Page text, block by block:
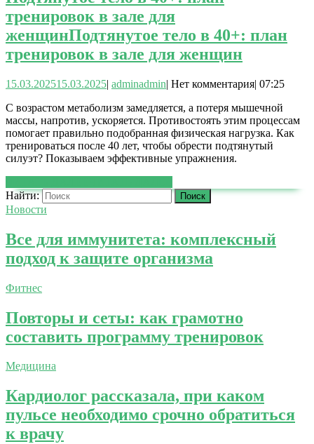
тренировок в зале для
женщинПодтянутое тело в 40+: план
тренировок в зале для женщин
15.03.202515.03.2025| adminadmin| Нет комментария| 07:25
С возрастом метаболизм замедляется, а потеря мышечной
массы, напротив, ускоряется. Противостоять этим процессам
помогает правильно подобранная физическая нагрузка. Как
тренироваться после 40 лет, чтобы обрести подтянутый
силуэт? Показываем эффективные упражнения.
Найти:
Новости
Все для иммунитета: комплексный
подход к защите организма
Фитнес
Повторы и сеты: как грамотно
составить программу тренировок
Медицина
Кардиолог рассказала, при каком
пульсе необходимо срочно обратиться
к врачу